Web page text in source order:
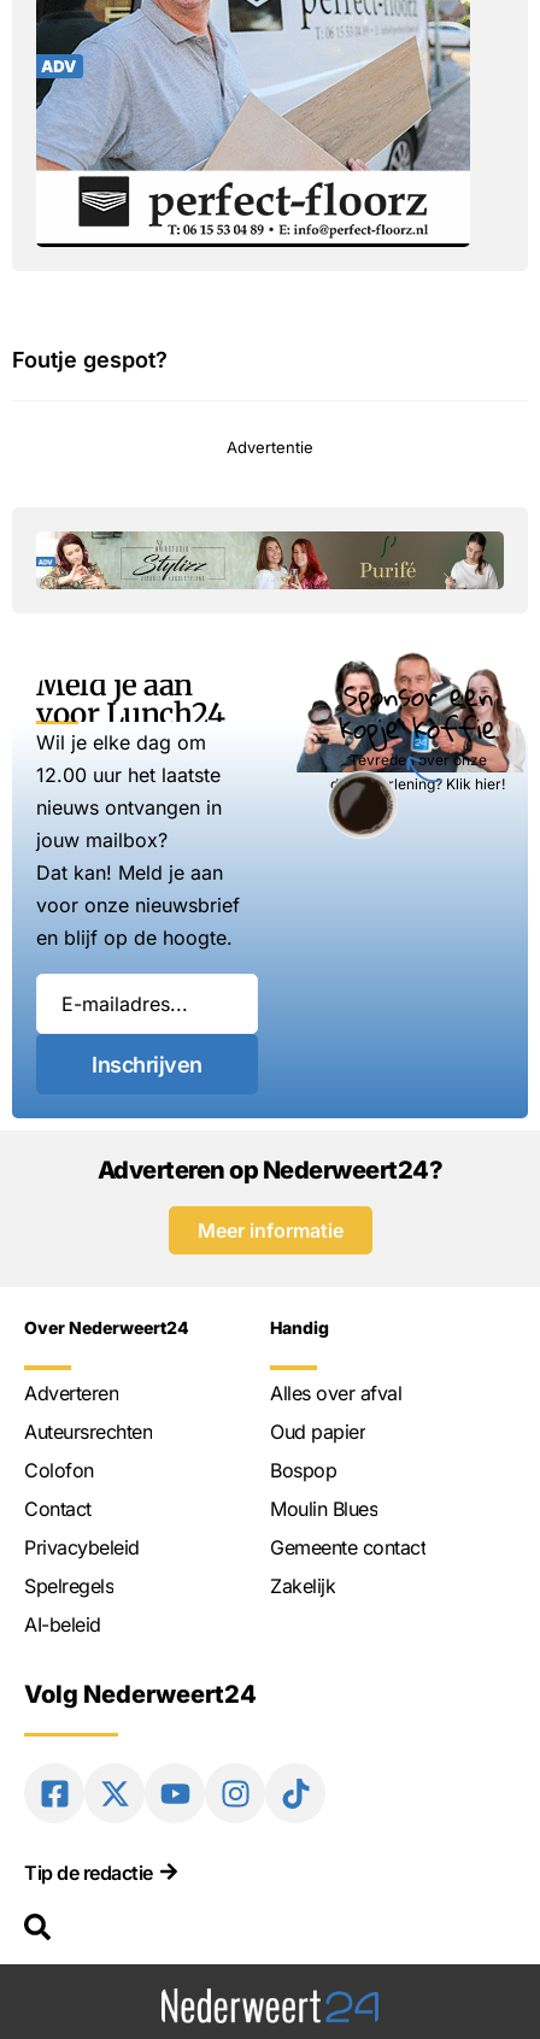
Foutje gespot?
Advertentie
Meld je aan
voor Lunch24
Wil je elke dag om
12.00 uur het laatste
nieuws ontvangen in
jouw mailbox?
Dat kan! Meld je aan
voor onze nieuwsbrief
en blijf op de hoogte.
Inschrijven
Sponsor een
kopje koffie
Tevreden over onze
dienstverlening? Klik hier!
Adverteren op Nederweert24?
Meer informatie
Over Nederweert24
Adverteren
Auteursrechten
Colofon
Contact
Privacybeleid
Spelregels
AI-beleid
Handig
Alles over afval
Oud papier
Bospop
Moulin Blues
Gemeente contact
Zakelijk
Volg Nederweert24
Tip de redactie